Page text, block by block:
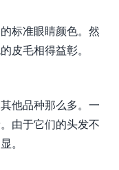
标准眼睛颜色。然
皮毛相得益彰。
他品种那么多。一
由于它们的头发不
。